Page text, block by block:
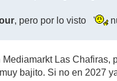
, pero por lo visto '
Las
bajito. Si no en 2027